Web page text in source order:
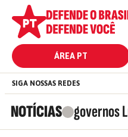
ÁREA PT
NOTÍCIAS governos
SIGA NOSSAS REDES